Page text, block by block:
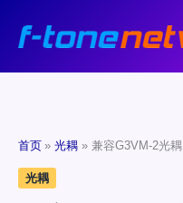
首页 光耦 兼容G3VM-2光
光耦